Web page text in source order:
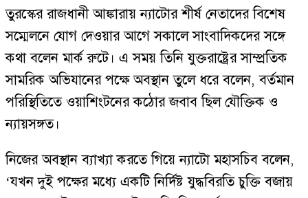
তুরস্কের রাজধানী আঙ্কারায় ন্যাটোর শীর্ষ নেতাদের বিশেষ
সম্মেলনে যোগ দেওয়ার আগে সকালে সাংবাদিকদের সঙ্গে
কথা বলেন মার্ক রুটে। এ সময় তিনি যুক্তরাষ্ট্রের সাম্প্রতিক
সামরিক অভিযানের পক্ষে অবস্থান তুলে ধরে বলেন, বর্তমান
পরিস্থিতিতে ওয়াশিংটনের কঠোর জবাব ছিল যৌক্তিক ও
ন্যায়সঙ্গত।
নিজের অবস্থান ব্যাখ্যা করতে গিয়ে ন্যাটো মহাসচিব বলেন,
‘যখন দুই পক্ষের মধ্যে একটি নির্দিষ্ট যুদ্ধবিরতি চুক্তি বজায়